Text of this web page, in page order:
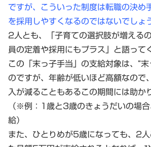
ですが、こういった制度は転職の決め
を採用しやすくなるのではないでしょ
2人とも、「子育ての選択肢が増える
員の定着や採用にもプラス」と語って
この「末っ子手当」の支給対象は、“
のですが、年齢が低いほど高額なので
入が減ることもあるこの期間には助か
（※例：1歳と3歳のきょうだいの場
給）
また、ひとりめが5歳になっても、2